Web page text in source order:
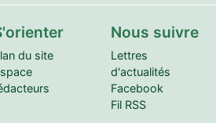
du site
Nous suivre
Lettres
d'actualités
Facebook
Fil RSS